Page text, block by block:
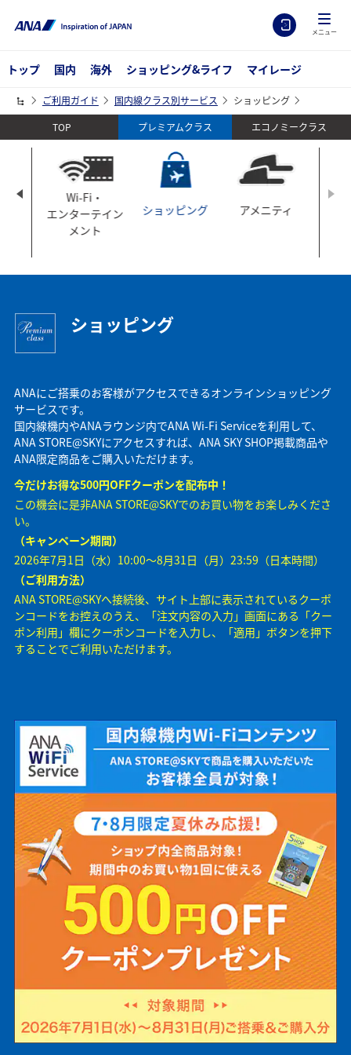
メニュー
トップ 国内 海外 ショッピング&ライフ マイレージ
ご利用ガイド 国内線クラス別サービス
ショッピング
TOP
プレミアムクラス エコノミークラス
Wi-Fi・
エンターテイン
メント
ショッピング アメニティ
ショッピング
ANAにご搭乗のお客様がアクセスできるオンラインショッピング
サービスです。
国内線機内やANAラウンジ内でANA Wi-Fi Serviceを利用して、
ANA STORE@SKYにアクセスすれば、ANA SKY SHOP掲載商品や
ANA限定商品をご購入いただけます。
今だけお得な500円OFFクーポンを配布中！
この機会に是非ANA STORE@SKYでのお買い物をお楽しみくださ
い。
（キャンペーン期間）
2026年7月1日（水）10:00～8月31日（月）23:59（日本時間）
（ご利用方法）
ANA STORE@SKYへ接続後、サイト上部に表示されているクーポ
ンコードをお控えのうえ、「注文内容の入力」画面にある「クー
ポン利用」欄にクーポンコードを入力し、「適用」ボタンを押下
することでご利用いただけます。